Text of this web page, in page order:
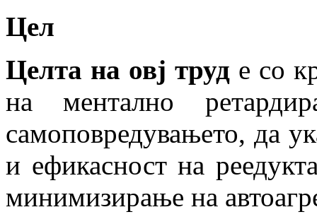
Цел
Целта на овј труд е со
на ментално
самоповредувањето, да
и ефикасност на
минимизирање на